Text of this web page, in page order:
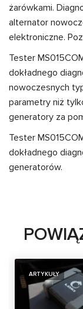
żarówkami.
alternator
elektroniczne.
Tester
dokładnego
nowoczesnych
parametry niż
generatory za
Tester
dokładnego
generatorów.
ARTYKUŁY